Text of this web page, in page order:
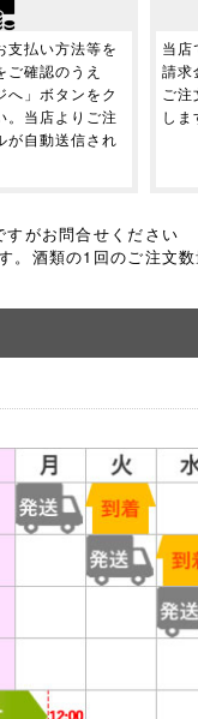
支払い方法等を
ご確認のうえ
へ」ボタンをク
。当店よりご注
が自動送信され
当店
請求
ご
しま
がお問合せください
。酒類の1回のご注文